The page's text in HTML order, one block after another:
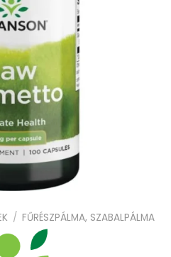
/ FŰRÉSZPÁLMA, SZABALPÁLMA